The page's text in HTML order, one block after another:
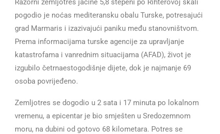
Razorni zemljotres jačine 5,8 stepeni po Rihterovoj skali
pogodio je noćas mediteransku obalu Turske, potresajući
grad Marmaris i izazivajući paniku među stanovništvom.
Prema informacijama turske agencije za upravljanje
katastrofama i vanrednim situacijama (AFAD), život je
izgubilo četrnaestogodišnje dijete, dok je najmanje 69
osoba povrijeđeno.
Zemljotres se dogodio u 2 sata i 17 minuta po lokalnom
vremenu, a epicentar je bio smješten u Sredozemnom
moru, na dubini od gotovo 68 kilometara. Potres se